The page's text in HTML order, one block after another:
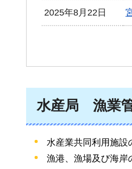
2025年8月22日
水産局 漁業
水産業共同利用施設
漁港、漁場及び海岸